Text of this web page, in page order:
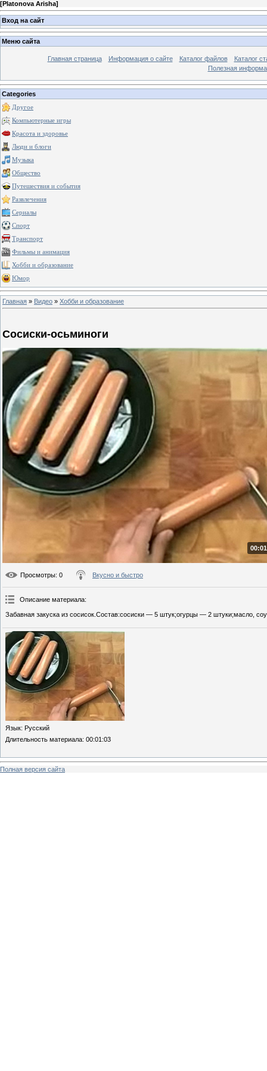
[Platonova Arisha]
Вход на сайт
Меню сайта
Главная страница Информация о сайте Каталог файлов
Каталог
Полезная
Categories
Другое
Компьютерные игры
Красота и здоровье
Люди и блоги
Музыка
Общество
Путешествия и события
Развлечения
Сериалы
Спорт
Транспорт
Фильмы и анимация
Хобби и образование
Юмор
Главная » Видео » Хобби и образование
Сосиски-осьминоги
Просмотры: 0 Вкусно и быстро
Описание материала:
Забавная закуска из сосисок.Состав:сосиски — 5 штук;огурцы — 2 штуки;масло,
Язык: Русский
Длительность материала: 00:01:03
Полная версия сайта